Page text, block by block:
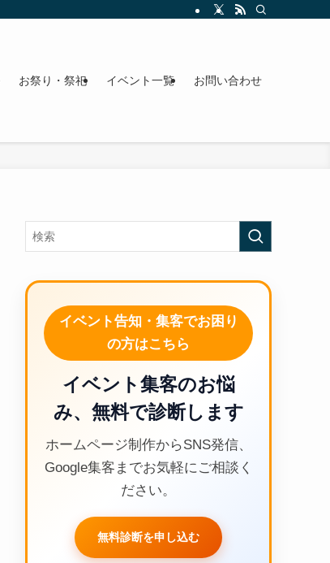
お祭り・祭祀 イベント一覧 お問い合わせ
イベント告知・集客でお困り
の方はこちら
イベント集客のお悩
み、無料で診断します
ホームページ制作からSNS発信、
Google集客までお気軽にご相談く
ださい。
無料診断を申し込む